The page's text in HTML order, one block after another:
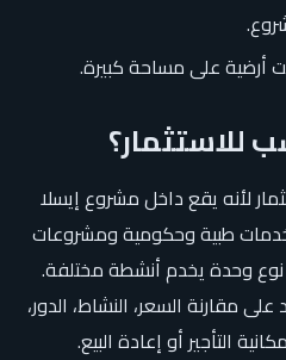
على مساحة كبيرة.
للاستثمار؟
لأنه يقع داخل مشروع إيسلا
طبية وحكومية ومشروعات
وحدة يخدم أنشطة مختلفة.
مقارنة السعر، النشاط، الدور،
التأجير أو إعادة البيع.